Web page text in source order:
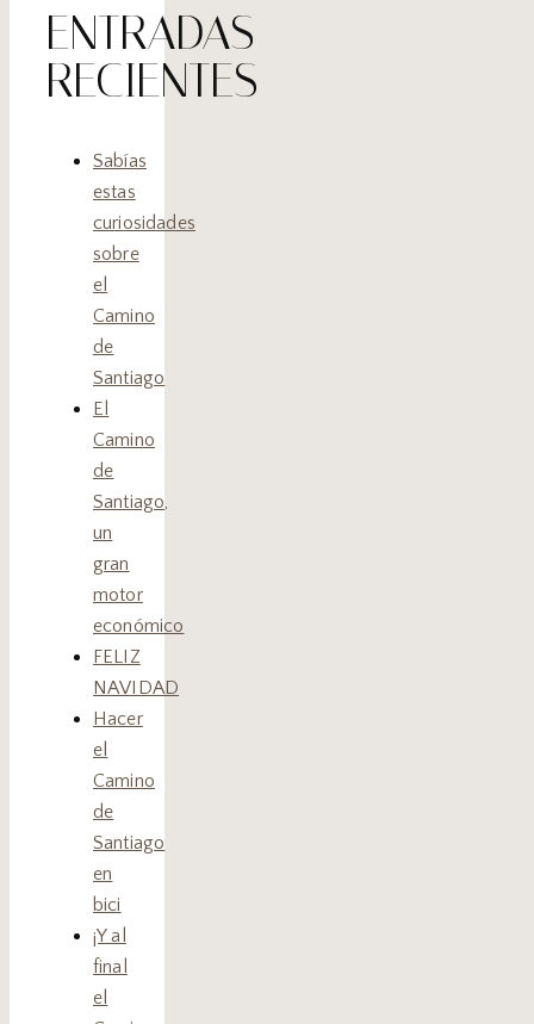
ENTRADAS
RECIENTES
Sabías
estas
curiosidades
sobre
el
Camino
de
Santiago
El
Camino
de
Santiago,
un
gran
motor
económico
FELIZ
NAVIDAD
Hacer
el
Camino
de
Santiago
en
bici
¡Y al
final
el